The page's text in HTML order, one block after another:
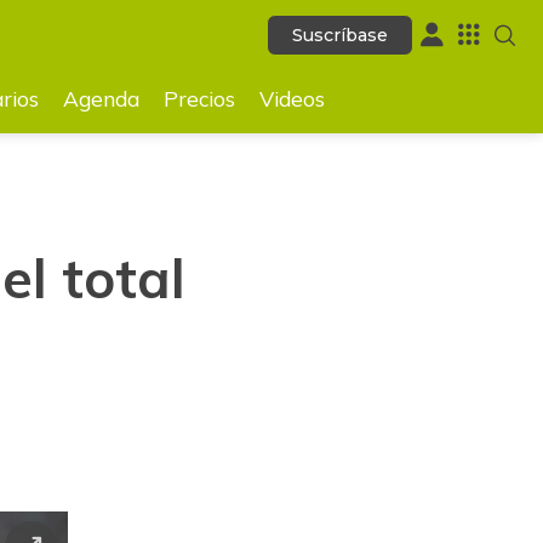
Suscríbase
Suscríbase
Agenda Precios Videos
total